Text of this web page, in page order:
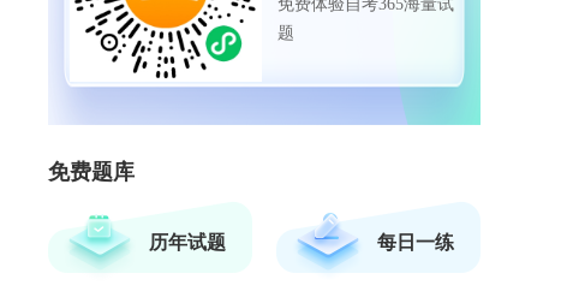
免费体验自考365海量试
题
免费题库
历年试题 每日一练